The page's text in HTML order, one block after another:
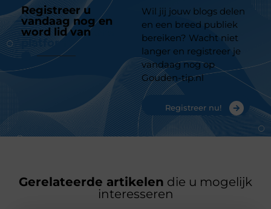
Registreer u
vandaag nog en
word lid van
platform
Wil jij jouw blogs delen
en een breed publiek
bereiken? Wacht niet
langer en registreer je
vandaag nog op
Gouden-tip.nl
Registreer nu!
Gerelateerde artikelen die u mogelijk
interesseren